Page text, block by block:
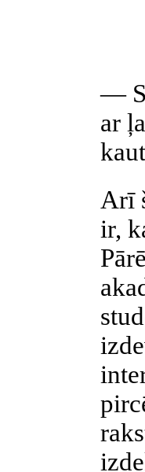
—
ar
Arī
ir,